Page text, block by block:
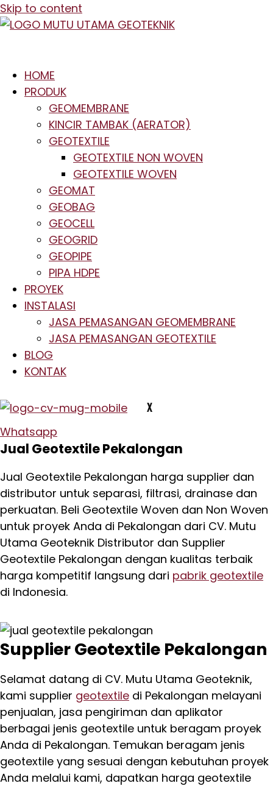
Skip to content
HOME
PRODUK
GEOMEMBRANE
KINCIR TAMBAK (AERATOR)
GEOTEXTILE
GEOTEXTILE NON WOVEN
GEOTEXTILE WOVEN
GEOMAT
GEOBAG
GEOCELL
GEOGRID
GEOPIPE
PIPA HDPE
PROYEK
INSTALASI
JASA PEMASANGAN GEOMEMBRANE
JASA PEMASANGAN GEOTEXTILE
BLOG
KONTAK
X
Whatsapp
Jual Geotextile Pekalongan
Jual Geotextile Pekalongan harga supplier dan
distributor untuk separasi, filtrasi, drainase dan
perkuatan. Beli Geotextile Woven dan Non Woven
untuk proyek Anda di Pekalongan dari CV. Mutu
Utama Geoteknik Distributor dan Supplier
Geotextile Pekalongan dengan kualitas terbaik
harga kompetitif langsung dari pabrik geotextile
di Indonesia.
Supplier Geotextile Pekalongan
Selamat datang di CV. Mutu Utama Geoteknik,
kami supplier geotextile di Pekalongan melayani
penjualan, jasa pengiriman dan aplikator
berbagai jenis geotextile untuk beragam proyek
Anda di Pekalongan. Temukan beragam jenis
geotextile yang sesuai dengan kebutuhan proyek
Anda melalui kami, dapatkan harga geotextile